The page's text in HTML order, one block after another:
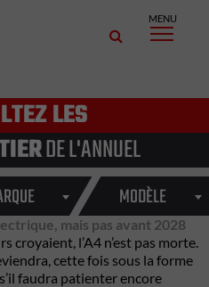
MENU
LES
DE L'ANNUEL
MODÈLE
mais pas avant 2028
croyaient, l’A4 n’est pas morte.
cette fois sous la forme
faudra patienter encore